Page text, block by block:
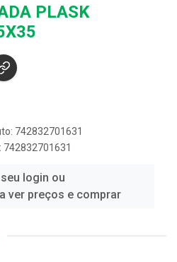
PLASK
742832701631
742832701631
login ou
ver preços e comprar